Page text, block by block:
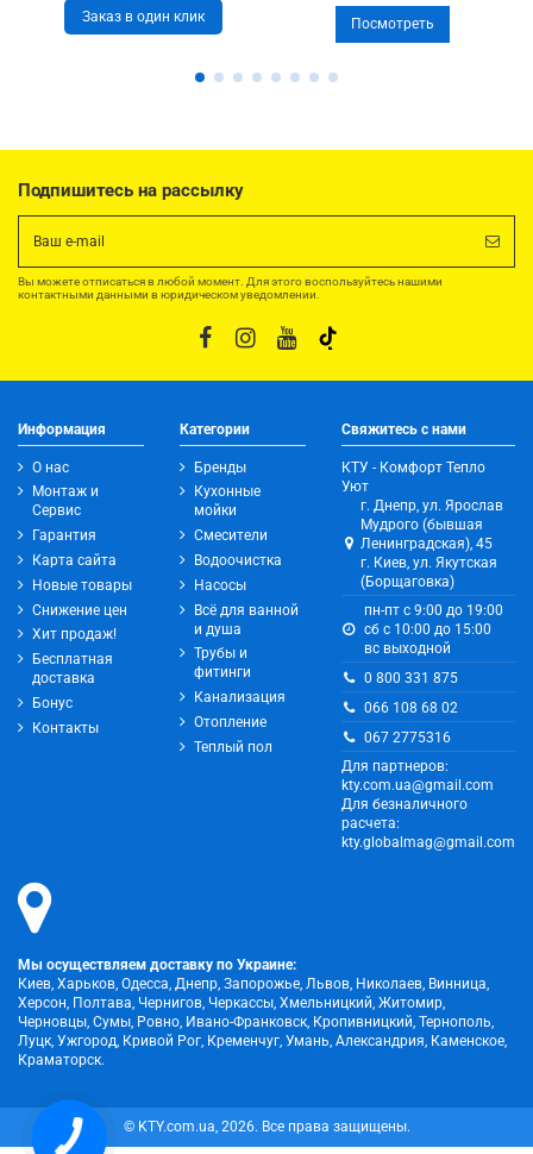
Заказ в один клик Посмотреть
Подпишитесь на рассылку
Вы можете отписаться в любой момент. Для этого воспользуйтесь нашими
контактными данными в юридическом уведомлении.
Информация
О нас
Монтаж и
Сервис
Гарантия
Карта сайта
Новые товары
Снижение цен
Хит продаж!
Бесплатная
доставка
Бонус
Контакты
Категории
Бренды
Кухонные
мойки
Смесители
Водоочистка
Насосы
Всё для ванной
и душа
Трубы и
фитинги
Канализация
Отопление
Теплый пол
Свяжитесь с нами
КТУ - Комфорт Тепло
Уют
г. Днепр, ул. Ярослав
Мудрого (бывшая
Ленинградская), 45
г. Киев, ул. Якутская
(Борщаговка)
пн-пт с 9:00 до 19:00
сб с 10:00 до 15:00
вс выходной
0 800 331 875
066 108 68 02
067 2775316
Для партнеров:
kty.com.ua@gmail.com
Для безналичного
расчета:
kty.globalmag@gmail.com
Мы осуществляем доставку по Украине:
Киев, Харьков, Одесса, Днепр, Запорожье, Львов, Николаев, Винница,
Херсон, Полтава, Чернигов, Черкассы, Хмельницкий, Житомир,
Черновцы, Сумы, Ровно, Ивано-Франковск, Кропивницкий, Тернополь,
Луцк, Ужгород, Кривой Рог, Кременчуг, Умань, Александрия, Каменское,
Краматорск.
© KTY.com.ua, 2026. Все права защищены.
КНОПКА
ЗВ'ЯЗКУ